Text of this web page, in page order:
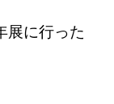
展に行った